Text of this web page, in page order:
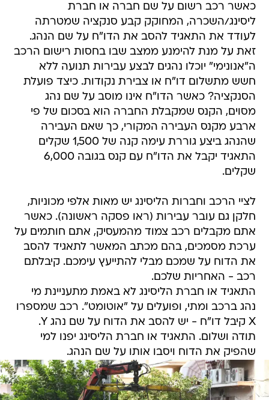
כאשר רכב רשום על שם חברה או חברת
ליסינג/השכרה, המחוקק קבע סנקציה שמטרתה
לעודד את התאגיד להסב את הדו"ח על שם הנהג.
זאת על מנת להימנע ממצב שבו בחסות רישום הרכב
ה"אנונימי" יוכלו נהגים לבצע עבירות תנועה ללא
חשש מתשלום דו"ח או צבירת נקודות. כיצד פועלת
הסנקציה? כאשר הדו"ח אינו מוסב על שם נהג
מסוים, הקנס שמקבלת החברה הוא בסכום של פי
ארבע מקנס העבירה המקורי, כך שאם העבירה
שהנהג ביצע גוררת עימה קנה של 1,500 שקלים
התאגיד יקבל את הדו"ח עם קנס בגובה 6,000
שקלים.
לציי הרכב וחברות הליסינג יש מאות אלפי מכוניות,
חלקן גם עובר עבירות (ראו פסקה ראשונה). כאשר
אתם מקבלים רכב צמוד מהמעסיק, אתם חותמים על
ערכת מסמכים, בהם מכתב המאשר לתאגיד להסב
את הדוח על שמכם מבלי להתייעץ עימכם. קיבלתם
רכב - האחריות שלכם.
התאגיד או חברת הליסינג לא באמת מתעניינת מי
נהג ברכב ומתי, ופועלים על "אוטומט". רכב שמספרו
X קיבל דו"ח - יש להסב את הדוח על שם נהג Y.
תודה ושלום. התאגיד או חברת הליסינג יפנו למי
שהפיק את הדוח ויסבו אותו על שם הנהג.